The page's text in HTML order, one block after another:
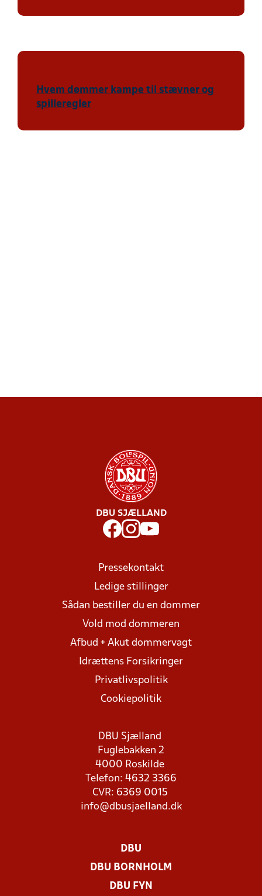
Hvem dømmer kampe til stævner og
spilleregler
DBU SJÆLLAND
Pressekontakt
Ledige stillinger
Sådan bestiller du en dommer
Vold mod dommeren
Afbud + Akut dommervagt
Idrættens Forsikringer
Privatlivspolitik
Cookiepolitik
DBU Sjælland
Fuglebakken 2
4000 Roskilde
Telefon: 4632 3366
CVR: 6369 0015
info@dbusjaelland.dk
DBU
DBU BORNHOLM
DBU FYN